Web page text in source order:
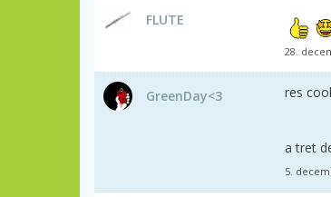
FLUTE
28.
GreenDay<3 res cool
a tret
5.